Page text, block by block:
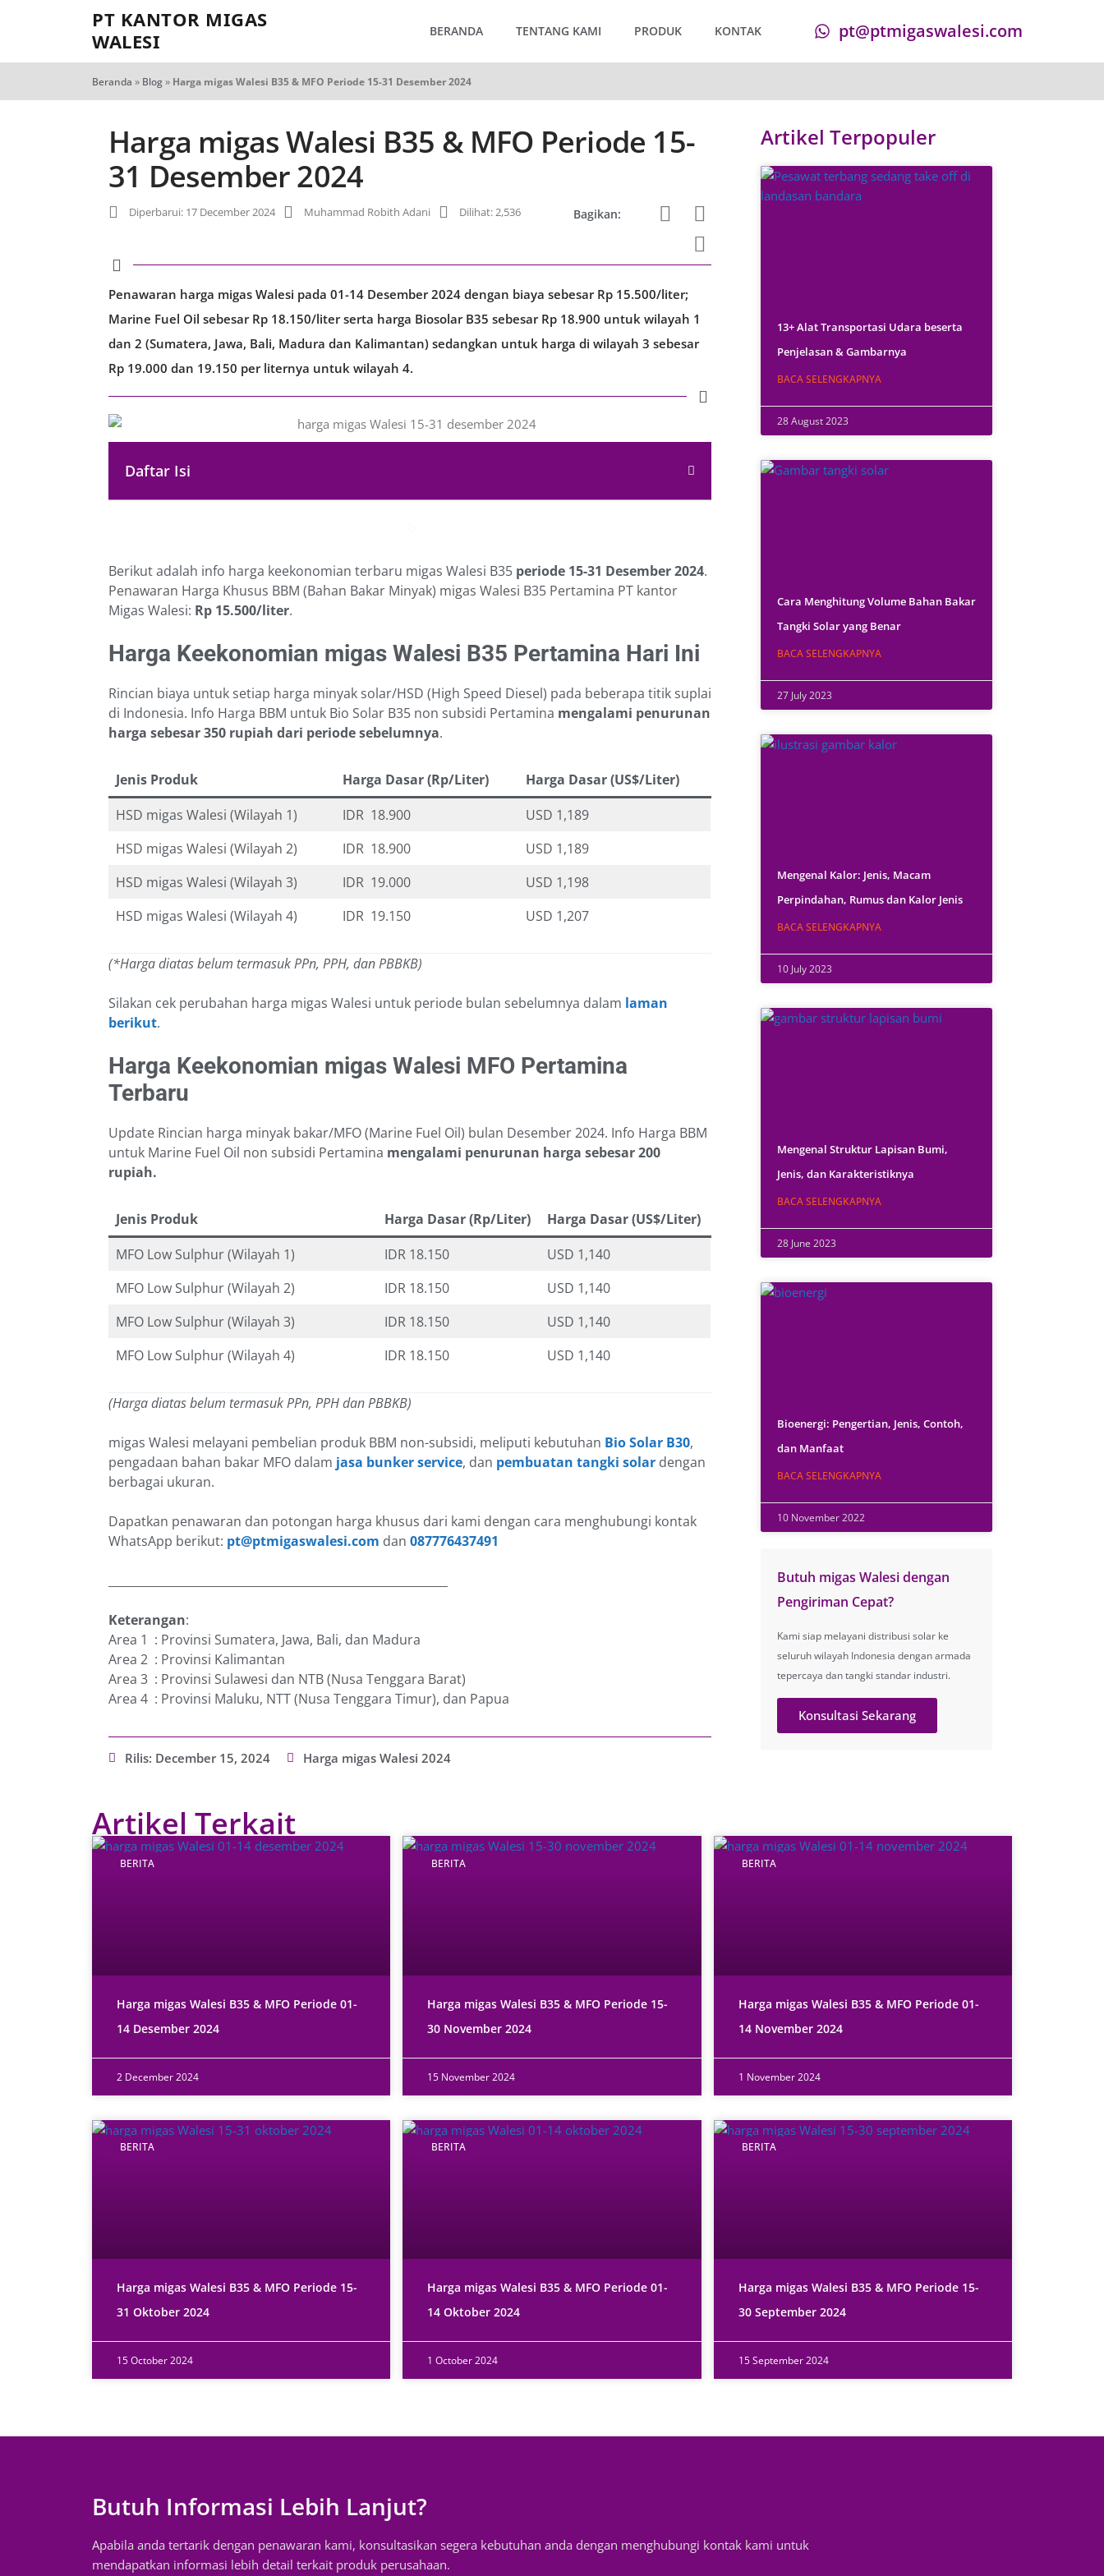
PT KANTOR MIGAS
WALESI
BERANDA TENTANG KAMI PRODUK KONTAK pt@ptmigaswalesi.com
Beranda » Blog» Harga migas Walesi B35 & MFO Periode 15-31 Desember 2024
Harga migas Walesi B35 & MFO Periode 15-
31 Desember 2024
Diperbarui: 17 December 2024 Muhammad Robith Adani Dilihat: 2,536 Bagikan:
Penawaran harga migas Walesi pada 01-14 Desember 2024 dengan biaya sebesar Rp 15.500/liter;
Marine Fuel Oil sebesar Rp 18.150/liter serta harga Biosolar B35 sebesar Rp 18.900 untuk wilayah 1
dan 2 (Sumatera, Jawa, Bali, Madura dan Kalimantan) sedangkan untuk harga di wilayah 3 sebesar
Rp 19.000 dan 19.150 per liternya untuk wilayah 4.
Daftar Isi
Berikut adalah info harga keekonomian terbaru migas Walesi B35 periode 15-31 Desember 2024.
Penawaran Harga Khusus BBM (Bahan Bakar Minyak) migas Walesi B35 Pertamina PT kantor
Migas Walesi: Rp 15.500/liter.
Harga Keekonomian migas Walesi B35 Pertamina Hari Ini
Rincian biaya untuk setiap harga minyak solar/HSD (High Speed Diesel) pada beberapa titik suplai
di Indonesia. Info Harga BBM untuk Bio Solar B35 non subsidi Pertamina mengalami penurunan
harga sebesar 350 rupiah dari periode sebelumnya.
Jenis Produk Harga Dasar (Rp/Liter)
Harga Dasar (US$/Liter)
HSD migas Walesi (Wilayah 1)
IDR 18.900
USD 1,189
HSD migas Walesi (Wilayah 2)
IDR 18.900
USD 1,189
HSD migas Walesi (Wilayah 3)
IDR 19.000
USD 1,198
HSD migas Walesi (Wilayah 4)
IDR 19.150 USD 1,207
(*Harga diatas belum termasuk PPn, PPH, dan PBBKB)
Silakan cek perubahan harga migas Walesi untuk periode bulan sebelumnya dalam laman
berikut.
Harga Keekonomian migas Walesi MFO Pertamina
Terbaru
Update Rincian harga minyak bakar/MFO (Marine Fuel Oil) bulan Desember 2024. Info Harga BBM
untuk Marine Fuel Oil non subsidi Pertamina mengalami penurunan harga sebesar 200
rupiah.
Jenis Produk Harga Dasar (Rp/Liter)
Harga Dasar (US$/Liter)
MFO Low Sulphur (Wilayah 1)
IDR 18.150
USD 1,140
MFO Low Sulphur (Wilayah 2)
IDR 18.150
USD 1,140
MFO Low Sulphur (Wilayah 3)
IDR 18.150
USD 1,140
MFO Low Sulphur (Wilayah 4)
IDR 18.150 USD 1,140
(Harga diatas belum termasuk PPn, PPH dan PBBKB)
migas Walesi melayani pembelian produk BBM non-subsidi, meliputi kebutuhan Bio Solar B30,
pengadaan bahan bakar MFO dalam jasa bunker service, dan pembuatan tangki solar dengan
berbagai ukuran.
Dapatkan penawaran dan potongan harga khusus dari kami dengan cara menghubungi kontak
WhatsApp berikut: pt@ptmigaswalesi.com dan 087776437491
Keterangan:
Area 1 : Provinsi Sumatera, Jawa, Bali, dan Madura
Area 2 : Provinsi Kalimantan
Area 3 : Provinsi Sulawesi dan NTB (Nusa Tenggara Barat)
Area 4 : Provinsi Maluku, NTT (Nusa Tenggara Timur), dan Papua
Rilis: December 15, 2024 Harga migas Walesi 2024
Artikel Terpopuler
13+ Alat Transportasi Udara beserta
Penjelasan & Gambarnya
BACA SELENGKAPNYA
28 August 2023
Cara Menghitung Volume Bahan Bakar
Tangki Solar yang Benar
BACA SELENGKAPNYA
27 July 2023
Mengenal Kalor: Jenis, Macam
Perpindahan, Rumus dan Kalor Jenis
BACA SELENGKAPNYA
10 July 2023
Mengenal Struktur Lapisan Bumi,
Jenis, dan Karakteristiknya
BACA SELENGKAPNYA
28 June 2023
Bioenergi: Pengertian, Jenis, Contoh,
dan Manfaat
BACA SELENGKAPNYA
10 November 2022
Butuh migas Walesi dengan
Pengiriman Cepat?
Kami siap melayani distribusi solar ke
seluruh wilayah Indonesia dengan armada
tepercaya dan tangki standar industri.
Konsultasi Sekarang
Artikel Terkait
BERITA
Harga migas Walesi B35 & MFO Periode 01-
14 Desember 2024
2 December 2024
BERITA
Harga migas Walesi B35 & MFO Periode 15-
30 November 2024
15 November 2024
BERITA
Harga migas Walesi B35 & MFO Periode 01-
14 November 2024
1 November 2024
BERITA
Harga migas Walesi B35 & MFO Periode 15-
31 Oktober 2024
15 October 2024
BERITA
Harga migas Walesi B35 & MFO Periode 01-
14 Oktober 2024
1 October 2024
BERITA
Harga migas Walesi B35 & MFO Periode 15-
30 September 2024
15 September 2024
Butuh Informasi Lebih Lanjut?
Apabila anda tertarik dengan penawaran kami, konsultasikan segera kebutuhan anda dengan menghubungi kontak kami untuk
mendapatkan informasi lebih detail terkait produk perusahaan.